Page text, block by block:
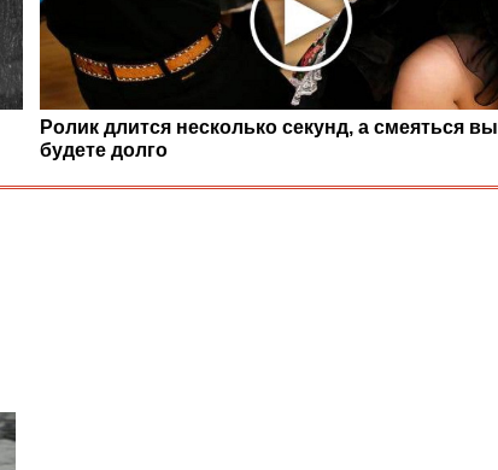
Ролик длится несколько секунд, а смеяться вы
будете долго